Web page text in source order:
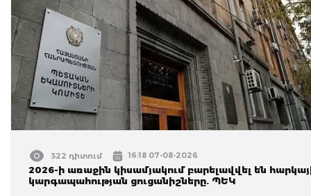
322 դիտում 16:18 07-08-2026
2026-ի առաջին կիսամյակում բարելավվել են
կարգապահության ցուցանիշները. ՊԵԿ